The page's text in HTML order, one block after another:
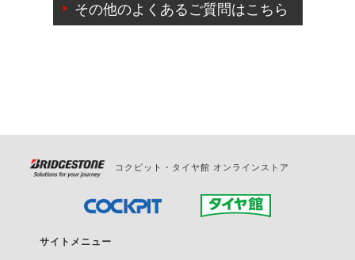
ご来店予約日の3営業日前を過ぎている場合のご予約
の日時変更につきましては、直接ご予約の店舗まで
その他のよくあるご質問はこちら
コクピット・タイヤ館 オンラインストア
サイトメニュー